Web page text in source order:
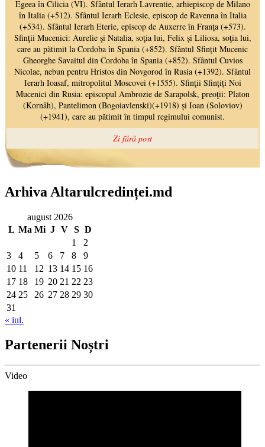
Arhiva Altarulcredinței.md
august 2026
L Ma Mi J V S D
1
2
3
4 5 6 7 8
9
10 11 12 13 14 15 16
17 18 19 20 21 22 23
24 25 26 27 28 29 30
31
« iul.
Partenerii Noștri
Video